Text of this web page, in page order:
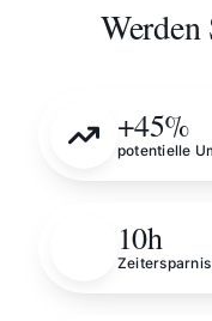
Werden
+45%
potentielle
10h